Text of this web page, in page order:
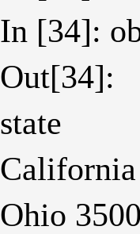
In [34]:
Out[34]:
state
Ohio